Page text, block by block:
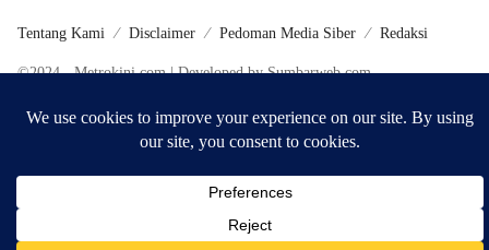
Tentang Kami Disclaimer Pedoman Media Siber Redaksi
©2024 - Metrokini.com | Developed by Sumbarweb.com